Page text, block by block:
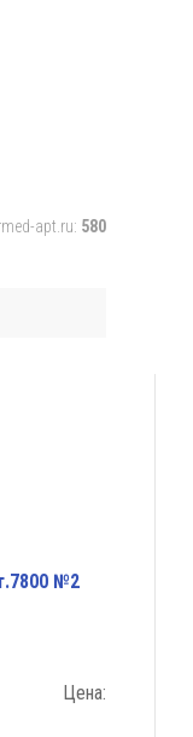
apt.ru: 580
№2
Цена: